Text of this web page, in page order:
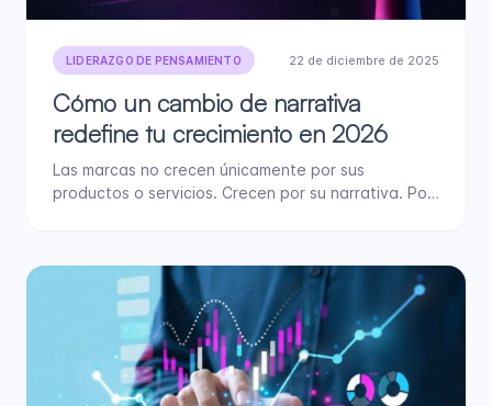
LIDERAZGO DE PENSAMIENTO 22 de diciembre de 2025
Cómo un cambio de narrativa
redefine tu crecimiento en 2026
Las marcas no crecen únicamente por sus
productos o servicios. Crecen por su narrativa. Por